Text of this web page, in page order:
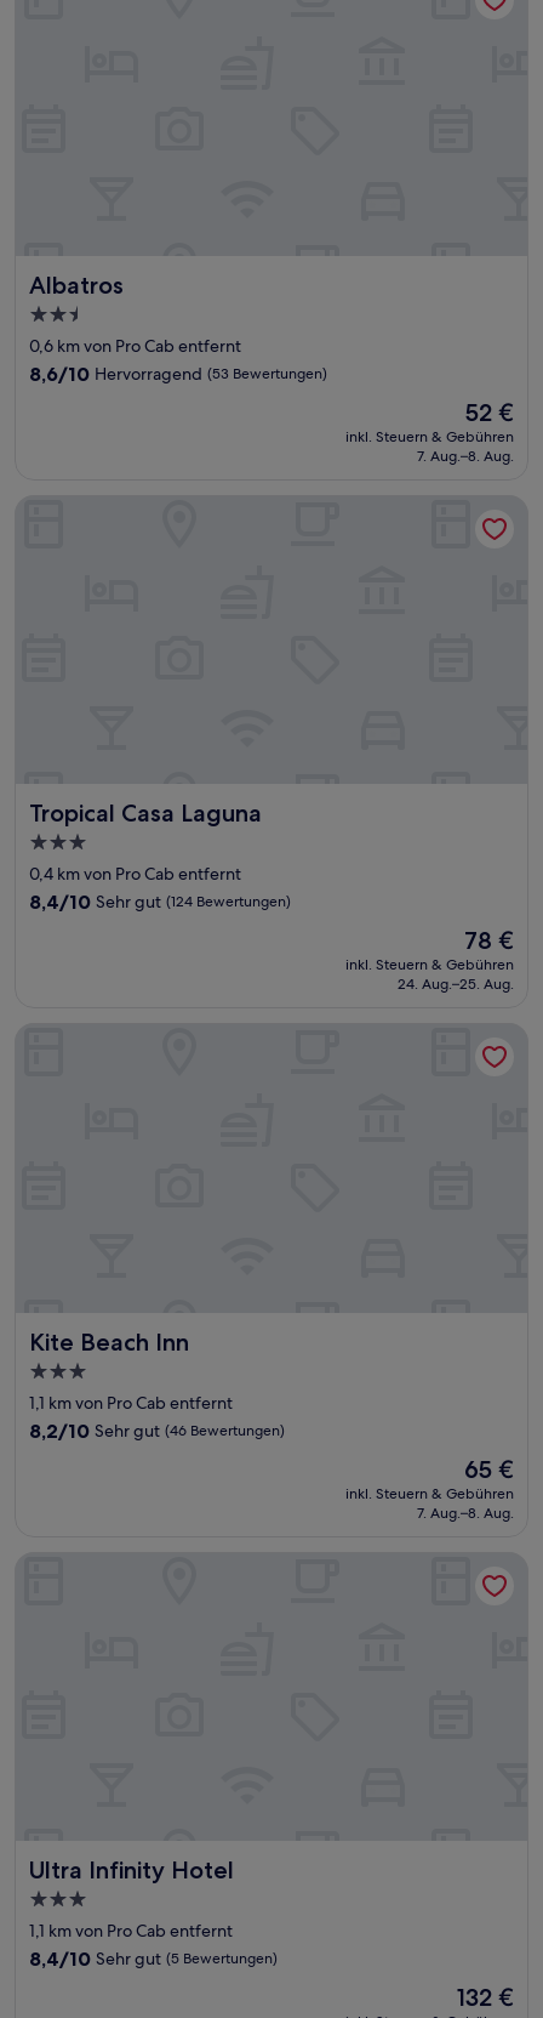
Albatros
Albatros
2.5-
Sterne-
Unterkunft
0,6 km von Pro Cab entfernt
8.6
8,6/10 Hervorragend (53 Bewertungen)
Der
Preis
beträgt
52 €
inkl. Steuern & Gebühren
7. Aug.–8. Aug.
Tropical Casa Laguna
Tropical Casa Laguna
3.0-
Sterne-
Unterkunft
0,4 km von Pro Cab entfernt
8.4
Bewertungen)
8,4/10 Sehr gut (124 Bewertungen)
Der
Preis
beträgt
78 €
inkl. Steuern & Gebühren
24. Aug.–25. Aug.
Tropical Casa Laguna
Kite Beach Inn
Kite Beach Inn
3.0-
Sterne-
Unterkunft
1,1 km von Pro Cab entfernt
8.2
Bewertungen)
8,2/10 Sehr gut (46 Bewertungen)
Der
Preis
beträgt
65 €
inkl. Steuern & Gebühren
7. Aug.–8. Aug.
Ultra Infinity Hotel
Ultra Infinity Hotel
3.0-
Sterne-
Unterkunft
1,1 km von Pro Cab entfernt
8.4
8,4/10 Sehr gut (5 Bewertungen)
Der
132 €
Ultra Infinity Hotel